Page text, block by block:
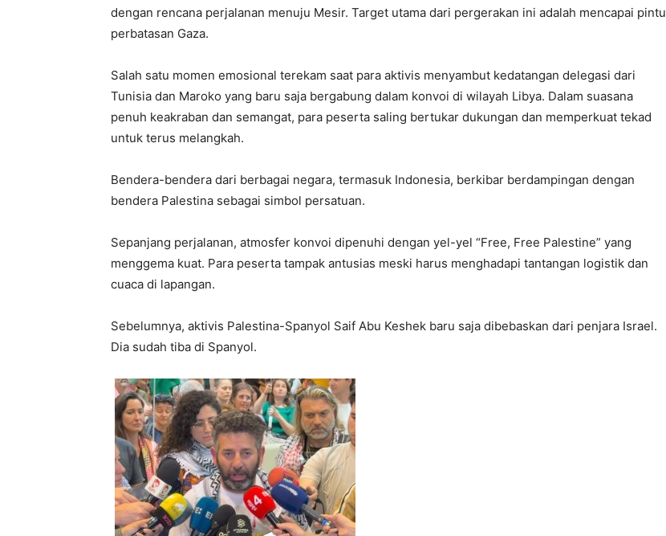
dengan rencana perjalanan menuju Mesir. Target utama dari pergerakan ini adalah mencapai pintu
perbatasan Gaza.
Salah satu momen emosional terekam saat para aktivis menyambut kedatangan delegasi dari
Tunisia dan Maroko yang baru saja bergabung dalam konvoi di wilayah Libya. Dalam suasana
penuh keakraban dan semangat, para peserta saling bertukar dukungan dan memperkuat tekad
untuk terus melangkah.
Bendera-bendera dari berbagai negara, termasuk Indonesia, berkibar berdampingan dengan
bendera Palestina sebagai simbol persatuan.
Sepanjang perjalanan, atmosfer konvoi dipenuhi dengan yel-yel “Free, Free Palestine” yang
menggema kuat. Para peserta tampak antusias meski harus menghadapi tantangan logistik dan
cuaca di lapangan.
Sebelumnya, aktivis Palestina-Spanyol Saif Abu Keshek baru saja dibebaskan dari penjara Israel.
Dia sudah tiba di Spanyol.